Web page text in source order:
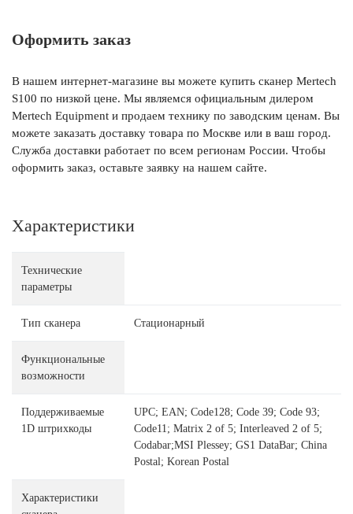
Оформить заказ
В нашем интернет-магазине вы можете купить сканер Mertech
S100 по низкой цене. Мы являемся официальным дилером
Mertech Equipment и продаем технику по заводским ценам. Вы
можете заказать доставку товара по Москве или в ваш город.
Служба доставки работает по всем регионам России. Чтобы
оформить заказ, оставьте заявку на нашем сайте.
Характеристики
Технические
параметры
Тип сканера Стационарный
Функциональные
возможности
Поддерживаемые
1D штрихкоды
UPC; EAN; Code128; Code 39; Code 93;
Code11; Matrix 2 of 5; Interleaved 2 of 5;
Codabar;MSI Plessey; GS1 DataBar; China
Postal; Korean Postal
Характеристики